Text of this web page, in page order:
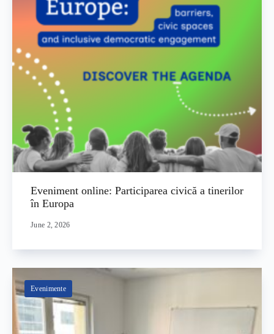
Eveniment online: Participarea civică a tinerilor
în Europa
June 2, 2026
Evenimente